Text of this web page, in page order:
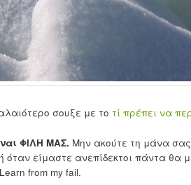
σουξε με το τί πρέπει να
ΦΙΛΗ ΜΑΣ. Μην ακούτε τη μάνα
όταν είμαστε ανεπίδεκτοι πάντα
from my fail.